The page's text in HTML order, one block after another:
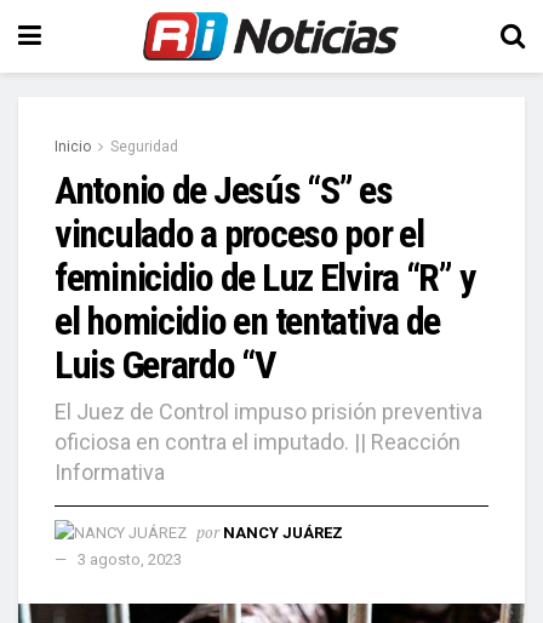
Inicio Seguridad
Antonio de Jesús “S” es
vinculado a proceso por el
feminicidio de Luz Elvira “R” y
el homicidio en tentativa de
Luis Gerardo “V
El Juez de Control impuso prisión preventiva
oficiosa en contra el imputado. || Reacción
Informativa
por NANCY JUÁREZ
3 agosto, 2023